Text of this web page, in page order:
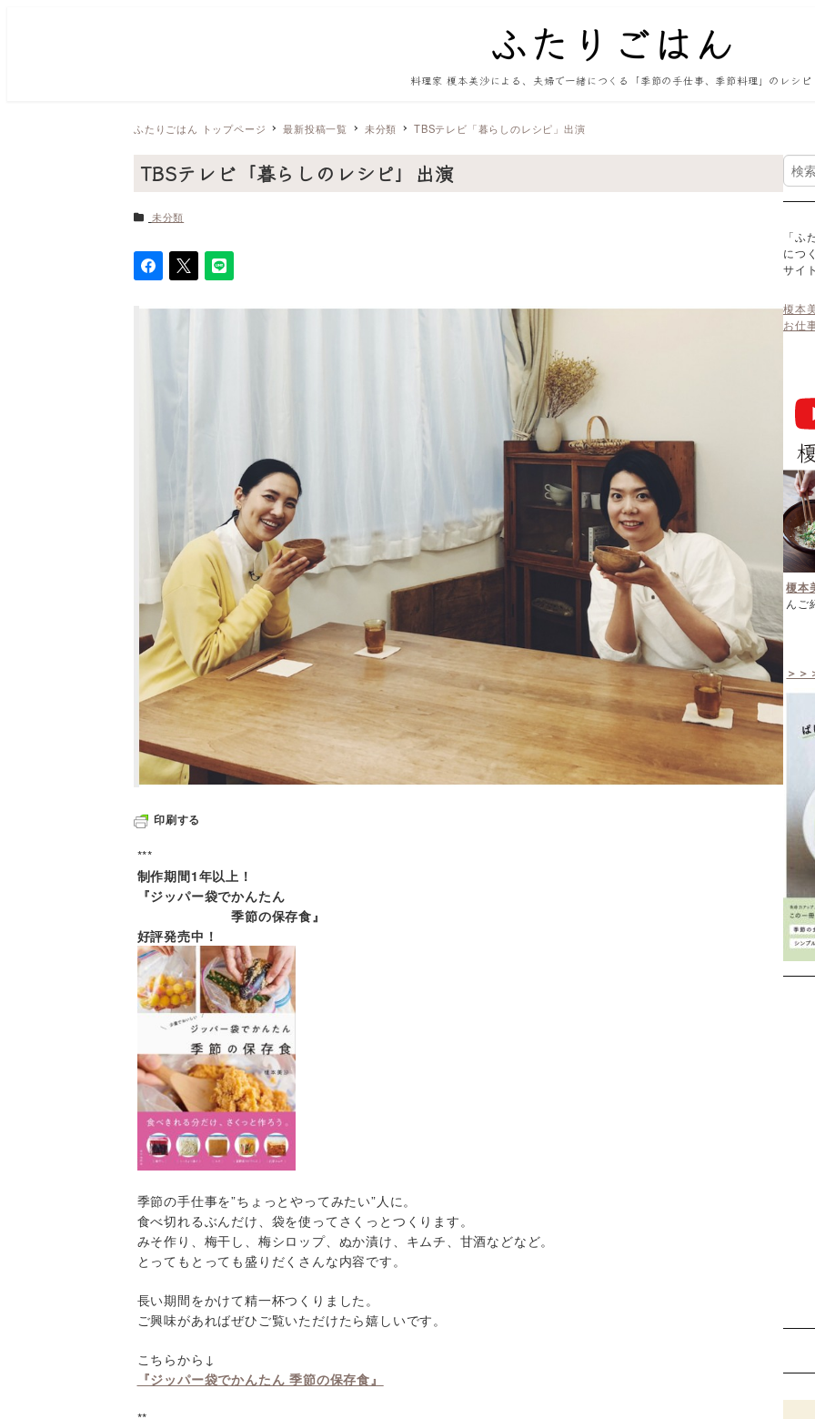
料理家 榎本美沙による、夫婦で一緒につくる「季節の手仕事、季節料理」のレシピ
ふたりごはん トップページ 最新投稿一覧 未分類 TBSテレビ「暮らしのレシピ」出演
TBSテレビ「暮らしのレシピ」出演
カテゴリー
未分類
印刷する
***
制作期間1年以上！
『ジッパー袋でかんたん
季節の保存食』
好評発売中！
季節の手仕事を”ちょっとやってみたい”人に。
食べ切れるぶんだけ、袋を使ってさくっとつくります。
みそ作り、梅干し、梅シロップ、ぬか漬け、キムチ、甘酒などなど。
とってもとっても盛りだくさんな内容です。
長い期間をかけて精一杯つくりました。
ご興味があればぜひご覧いただけたら嬉しいです。
こちらから↓
『ジッパー袋でかんたん 季節の保存食』
検
索
「
につ
サイ
榎本
お仕
榎本
んご
＞＞